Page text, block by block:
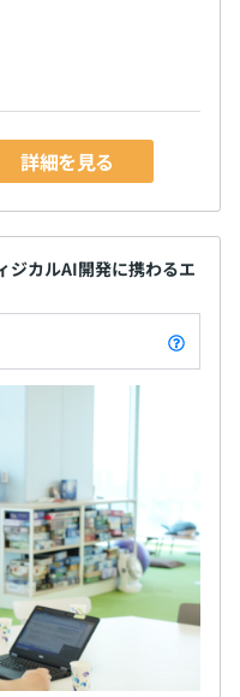
詳細を見る
ジカルAI開発に携わるエ